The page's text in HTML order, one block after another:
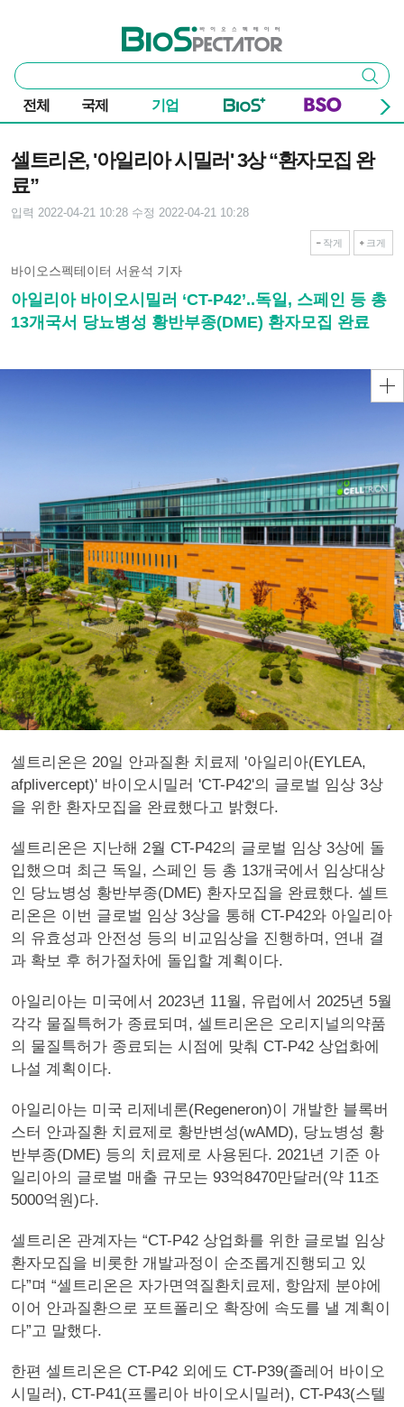
바이오스펙테이터
통
합
검
색
검색
전체 국제 기업
셀트리온, '아일리아 시밀러' 3상 “환자모집 완
료”
입력 2022-04-21 10:28 수정 2022-04-21 10:28
작게 크게
바이오스펙테이터 서윤석 기자
아일리아 바이오시밀러 ‘CT-P42’..독일, 스페인 등 총
13개국서 당뇨병성 황반부종(DME) 환자모집 완료
셀트리온은 20일 안과질환 치료제 '아일리아(EYLEA,
afplivercept)' 바이오시밀러 'CT-P42'의 글로벌 임상 3상
을 위한 환자모집을 완료했다고 밝혔다.
셀트리온은 지난해 2월 CT-P42의 글로벌 임상 3상에 돌
입했으며 최근 독일, 스페인 등 총 13개국에서 임상대상
인 당뇨병성 황반부종(DME) 환자모집을 완료했다. 셀트
리온은 이번 글로벌 임상 3상을 통해 CT-P42와 아일리아
의 유효성과 안전성 등의 비교임상을 진행하며, 연내 결
과 확보 후 허가절차에 돌입할 계획이다.
아일리아는 미국에서 2023년 11월, 유럽에서 2025년 5월
각각 물질특허가 종료되며, 셀트리온은 오리지널의약품
의 물질특허가 종료되는 시점에 맞춰 CT-P42 상업화에
나설 계획이다.
아일리아는 미국 리제네론(Regeneron)이 개발한 블록버
스터 안과질환 치료제로 황반변성(wAMD), 당뇨병성 황
반부종(DME) 등의 치료제로 사용된다. 2021년 기준 아
일리아의 글로벌 매출 규모는 93억8470만달러(약 11조
5000억원)다.
셀트리온 관계자는 “CT-P42 상업화를 위한 글로벌 임상
환자모집을 비롯한 개발과정이 순조롭게진행되고 있
다”며 “셀트리온은 자가면역질환치료제, 항암제 분야에
이어 안과질환으로 포트폴리오 확장에 속도를 낼 계획이
다”고 말했다.
한편 셀트리온은 CT-P42 외에도 CT-P39(졸레어 바이오
시밀러), CT-P41(프롤리아 바이오시밀러), CT-P43(스텔